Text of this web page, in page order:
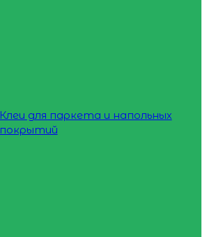
Клеи для паркета и напольных
покрытий